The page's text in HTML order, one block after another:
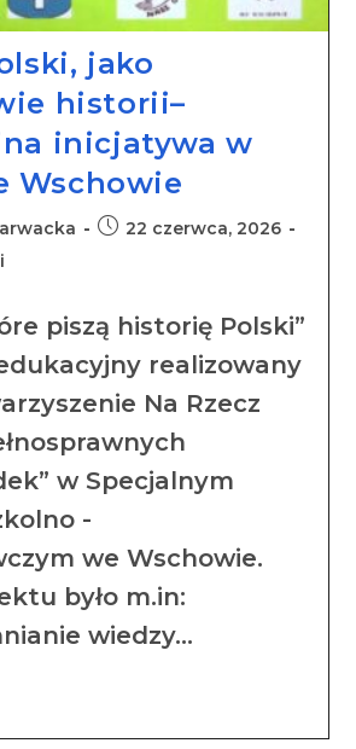
jako
historii–
inicjatywa w
Wschowie
22 czerwca, 2026
piszą historię Polski”
realizowany
Na Rzecz
w Specjalnym
-
we Wschowie.
było m.in:
wiedzy…